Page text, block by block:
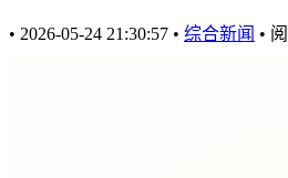
• 2026-05-24 21:30:57 • 综合新闻 •